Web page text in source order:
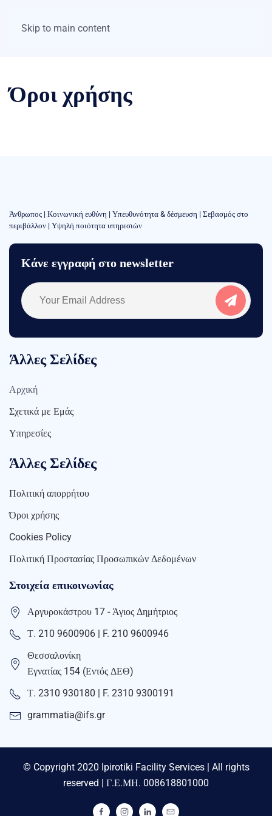
Skip to main content
Όροι χρήσης
Άνθρωπος | Κοινωνική ευθύνη | Υπευθυνότητα & δέσμευση | Σεβασμός στο
περιβάλλον | Υψηλή ποιότητα υπηρεσιών
Κάνε εγγραφή στο newsletter
Άλλες Σελίδες
Αρχική
Σχετικά με Εμάς
Υπηρεσίες
Άλλες Σελίδες
Πολιτική απορρήτου
Όροι χρήσης
Cookies Policy
Πολιτική Προστασίας Προσωπικών Δεδομένων
Στοιχεία επικοινωνίας
Αργυροκάστρου 17 - Άγιος Δημήτριος
Τ. 210 9600906 | F. 210 9600946
Θεσσαλονίκη
Εγνατίας 154 (Εντός ΔΕΘ)
Τ. 2310 930180 | F. 2310 9300191
grammatia@ifs.gr
© Copyright 2020 Ipirotiki Facility Services | All rights
reserved | Γ.Ε.ΜΗ. 008618801000